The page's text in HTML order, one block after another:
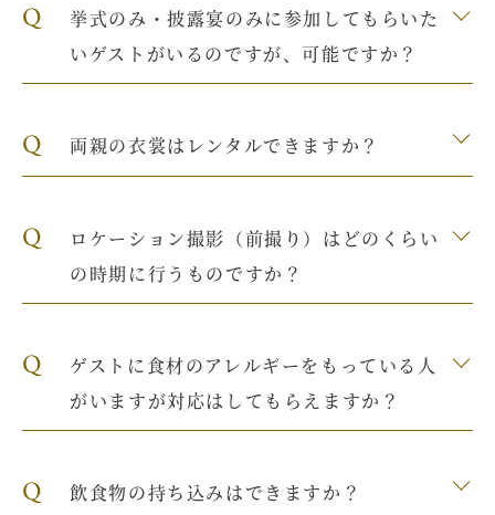
Q
挙式のみ・披露宴のみに参加してもらいた
いゲストがいるのですが、可能ですか？
Q 両親の衣裳はレンタルできますか？
Q
ロケーション撮影（前撮り）はどのくらい
の時期に行うものですか？
Q
ゲストに食材のアレルギーをもっている人
がいますが対応はしてもらえますか？
Q 飲食物の持ち込みはできますか？